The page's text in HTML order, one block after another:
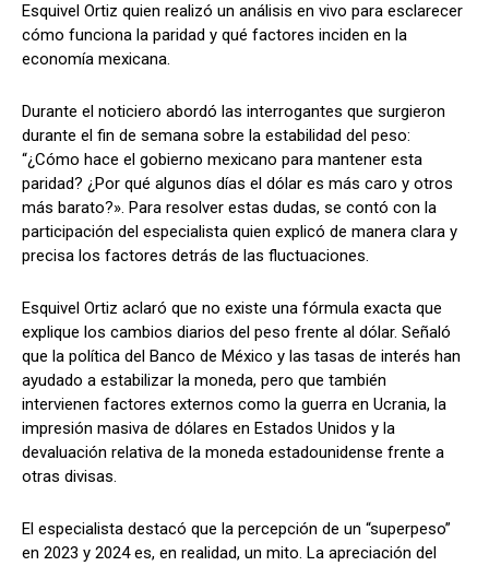
Esquivel Ortiz quien realizó un análisis en vivo para esclarecer
cómo funciona la paridad y qué factores inciden en la
economía mexicana.
Durante el noticiero abordó las interrogantes que surgieron
durante el fin de semana sobre la estabilidad del peso:
“¿Cómo hace el gobierno mexicano para mantener esta
paridad? ¿Por qué algunos días el dólar es más caro y otros
más barato?». Para resolver estas dudas, se contó con la
participación del especialista quien explicó de manera clara y
precisa los factores detrás de las fluctuaciones.
Esquivel Ortiz aclaró que no existe una fórmula exacta que
explique los cambios diarios del peso frente al dólar. Señaló
que la política del Banco de México y las tasas de interés han
ayudado a estabilizar la moneda, pero que también
intervienen factores externos como la guerra en Ucrania, la
impresión masiva de dólares en Estados Unidos y la
devaluación relativa de la moneda estadounidense frente a
otras divisas.
El especialista destacó que la percepción de un “superpeso”
en 2023 y 2024 es, en realidad, un mito. La apreciación del